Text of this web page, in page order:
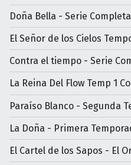
Doña Bella - Serie Completa
El Señor de los Cielos
Contra el tiempo - Serie
La Reina Del Flow Temp 1
Paraíso Blanco - Segunda
La Doña - Primera
El Cartel de los Sapos - El